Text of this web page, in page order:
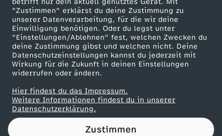
betrifft nur dein aktuell genutztes Gerät. Mit
"Zustimmen" erklärst du deine Zustimmung zu
unserer Datenverarbeitung, für die wir deine
Einwilligung benötigen. Oder du legst unter
"Einstellungen/Ablehnen" fest, welchen Zwecken du
deine Zustimmung gibst und welchen nicht. Deine
Datenschutzeinstellungen kannst du jederzeit mit
Wirkung für die Zukunft in deinen Einstellungen
widerrufen oder ändern.
Hier findest du das Impressum.
Weitere Informationen findest du in unserer
Datenschutzerklärung.
Zustimmen
i
t
i
k
:
Werbefernsehen
Mainzelmännchen
Partner